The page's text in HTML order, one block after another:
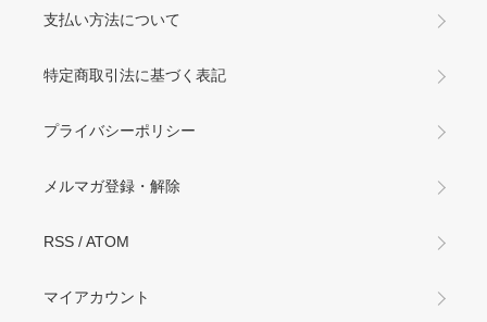
支払い方法について
特定商取引法に基づく表記
プライバシーポリシー
メルマガ登録・解除
RSS /ATOM
マイアカウント